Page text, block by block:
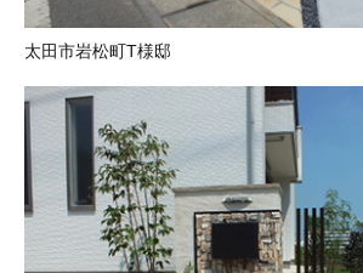
太田市岩松町T様邸